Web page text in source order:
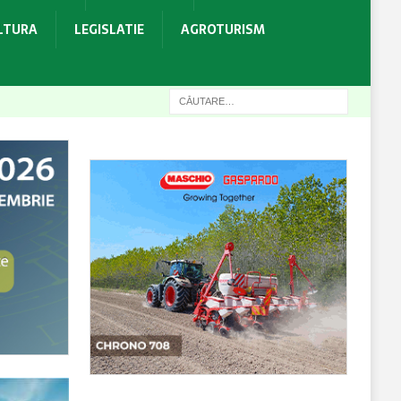
LEGISLATIE
AGROTURISM